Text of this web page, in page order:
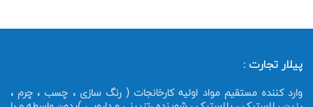
پیلار تجارت :
وارد کننده مستقیم مواد اولیه کارخانجات ( رنگ سازی ، چسب ، چرم ،